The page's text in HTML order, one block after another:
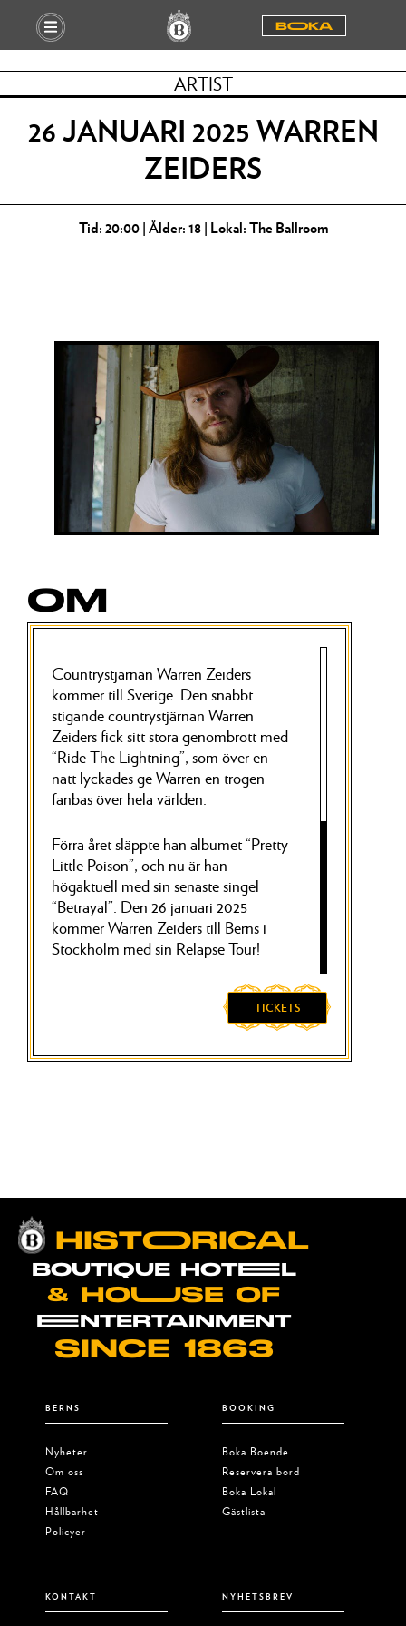
BOOKA
ARTIST
26 JANUARI 2025 WARREN
ZEIDERS
Tid: 20:00 | Ålder: 18 | Lokal: The Ballroom
OM
Countrystjärnan Warren Zeiders
kommer till Sverige. Den snabbt
stigande countrystjärnan Warren
Zeiders fick sitt stora genombrott med
“Ride The Lightning”, som över en
natt lyckades ge Warren en trogen
fanbas över hela världen.
Förra året släppte han albumet “Pretty
Little Poison”, och nu är han
högaktuell med sin senaste singel
“Betrayal”. Den 26 januari 2025
kommer Warren Zeiders till Berns i
Stockholm med sin Relapse Tour!
Hans energiska musik drivs av
ungdomlig styrka, ärlighet och en
världslig, honung röst som motsäger
hans unga ålder. Den 24-åriga
de ljusaste stjärnorna till Berns den 26
januari!
TICKETS
HISTOORICAL
BOUTIQUE HOTEEL
& HOUUSE OF
EENTERTAINMENT
SINCE 1863
BERNS
Nyheter
Om oss
FAQ
Hållbarhet
Policyer
BOOKING
Boka Boende
Reservera bord
Boka Lokal
Gästlista
KONTAKT NYHETSBREV